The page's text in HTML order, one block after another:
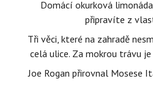
Domácí okurková
připravíte z
Tři věci, které na zahradě
celá ulice. Za mokrou trávu
Joe Rogan přirovnal Mosese